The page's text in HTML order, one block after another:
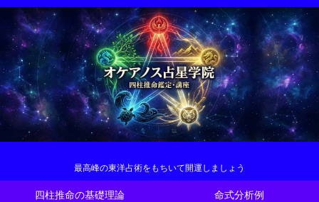
最高峰の東洋占術をもちいて開運しましょう
四柱推命の基礎理論 命式分析例